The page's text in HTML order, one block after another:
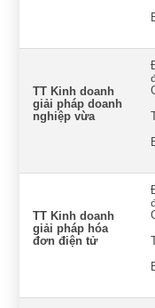
TT Kinh doanh
giải pháp doanh
nghiệp vừa
TT Kinh doanh
giải pháp hóa
đơn điện tử